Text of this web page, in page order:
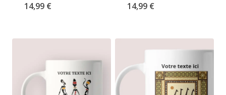
14,99 € 14,99 €